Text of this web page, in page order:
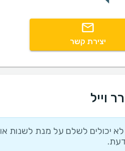
יצירת קשר
וייל
יכולים לשלם על מנת לשנות או